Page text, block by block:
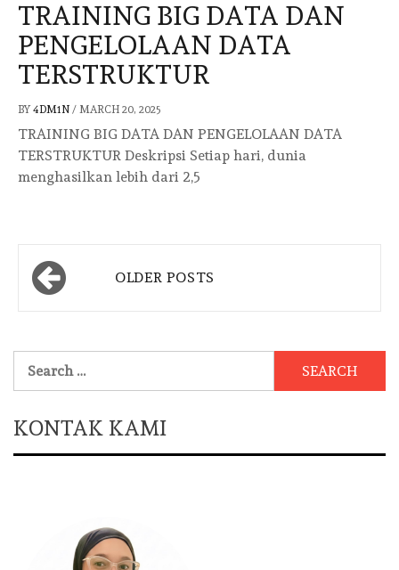
TRAINING BIG DATA DAN
PENGELOLAAN DATA
TERSTRUKTUR
BY 4DM1N / MARCH 20, 2025
TRAINING BIG DATA DAN PENGELOLAAN DATA
TERSTRUKTUR Deskripsi Setiap hari, dunia
menghasilkan lebih dari 2,5
Posts
navigation
OLDER POSTS
for:
KONTAK KAMI